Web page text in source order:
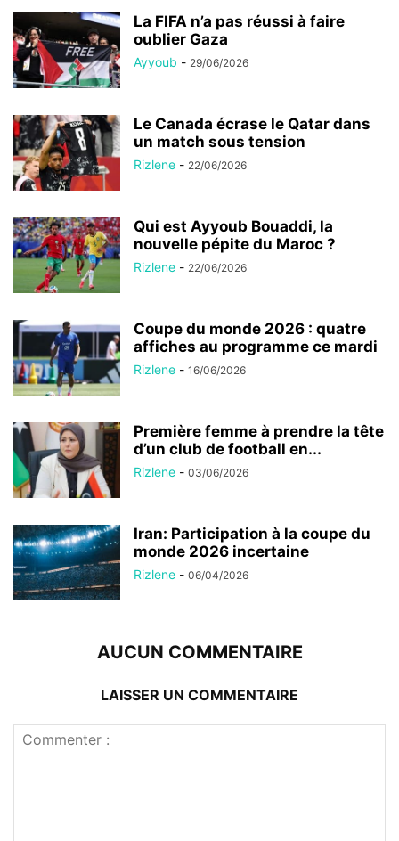
La FIFA n’a pas réussi à faire
oublier Gaza
Ayyoub - 29/06/2026
Le Canada écrase le Qatar dans
un match sous tension
Rizlene - 22/06/2026
Qui est Ayyoub Bouaddi, la
nouvelle pépite du Maroc ?
Rizlene - 22/06/2026
Coupe du monde 2026 : quatre
affiches au programme ce mardi
Rizlene - 16/06/2026
Première femme à prendre la tête
d’un club de football en...
Rizlene - 03/06/2026
Iran: Participation à la coupe du
monde 2026 incertaine
Rizlene - 06/04/2026
AUCUN COMMENTAIRE
LAISSER UN COMMENTAIRE